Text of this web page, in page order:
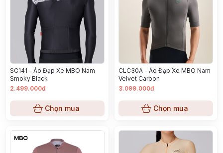
SC141 - Áo Đạp Xe MBO Nam
Smoky Black
2.499.000đ
Chọn mua
CLC30A - Áo Đạp Xe MBO Nam
Velvet Carbon
3.099.000đ
Chọn mua